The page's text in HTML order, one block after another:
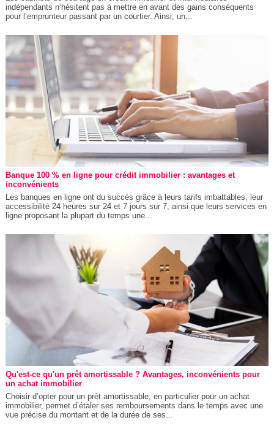
indépendants n’hésitent pas à mettre en avant des gains conséquents
pour l’emprunteur passant par un courtier. Ainsi, un...
Banque 100 % en ligne pour crédit immobilier : avantages et
inconvénients
Les banques en ligne ont du succès grâce à leurs tarifs imbattables, leur
accessibilité 24 heures sur 24 et 7 jours sur 7, ainsi que leurs services en
ligne proposant la plupart du temps une...
Qu'est-ce qu'un prêt amortissable ? Avantages, inconvénients pour
un achat immobilier
Choisir d’opter pour un prêt amortissable, en particulier pour un achat
immobilier, permet d’étaler ses remboursements dans le temps avec une
vue précise du montant et de la durée de ses...